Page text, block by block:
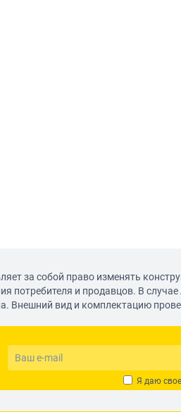
за собой право изменять
потребителя и продавцов. В
Внешний вид и комплектацию
Я даю